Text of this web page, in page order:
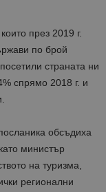
през 2019 г.
по брой
страната ни
спрямо 2018 г. и
обсъдиха
министър
на туризма,
регионални